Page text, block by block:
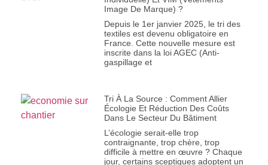
Image De Marque) ?
Depuis le 1er janvier 2025, le tri des
textiles est devenu obligatoire en
France. Cette nouvelle mesure est
inscrite dans la loi AGEC (Anti-
gaspillage et
Tri À La Source : Comment Allier
Écologie Et Réduction Des Coûts
Dans Le Secteur Du Bâtiment
L’écologie serait-elle trop
contraignante, trop chère, trop
difficile à mettre en œuvre ? Chaque
jour, certains sceptiques adoptent un